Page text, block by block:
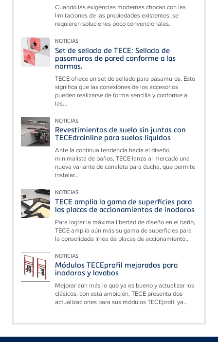
Cuando las exigencias modernas chocan con las
limitaciones de las propiedades existentes, se
requieren soluciones poco convencionales.
NOTICIAS
Set de sellado de TECE: Sellado de
pasamuros de pared conforme a las
normas.
TECE ofrece un set de sellado para pasamuros. Esto
significa que las conexiones de los accesorios
pueden realizarse de forma sencilla y conforme a
las...
NOTICIAS
Revestimientos de suelo sin juntas con
TECEdrainline para suelos líquidos
Ante la continua tendencia hacia el diseño
minimalista de baños, TECE lanza al mercado una
nueva variante de canaleta para ducha, que permite
instalar...
NOTICIAS
TECE amplía la gama de superficies para
las placas de accionamientos de inodoros
Para lograr la máxima libertad de diseño en el baño,
TECE amplía aún más su gama de superficies para
la consolidada línea de placas de accionamiento...
NOTICIAS
Módulos TECEprofil mejorados para
inodoros y lavabos
Mejorar aún más lo que ya es bueno y actualizar los
clásicos: con esta ambición, TECE presenta dos
actualizaciones para sus módulos TECEprofil ya...